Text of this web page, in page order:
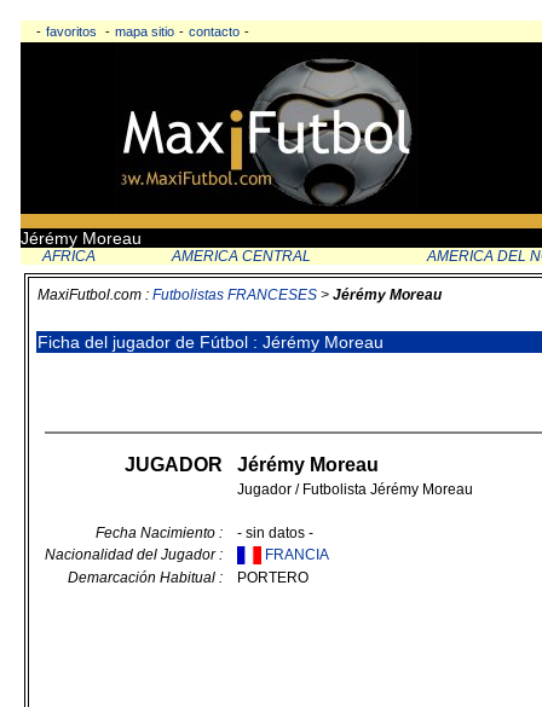
- favoritos - mapa sitio - contacto -
Jérémy Moreau
AFRICA AMERICA CENTRAL AMERICA DEL
MaxiFutbol.com : Futbolistas FRANCESES > Jérémy Moreau
Ficha del jugador de Fútbol : Jérémy Moreau
JUGADOR Jérémy Moreau
Jugador / Futbolista Jérémy Moreau
Fecha Nacimiento :
- sin datos -
Nacionalidad del Jugador :
FRANCIA
Demarcación Habitual :
PORTERO